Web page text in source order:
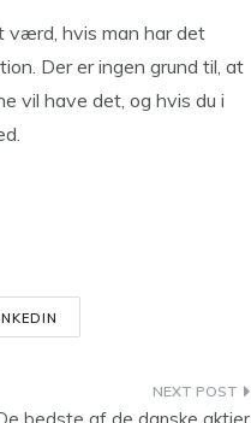
værd, hvis man har det
Der er ingen grund til, at
vil have det, og hvis du i